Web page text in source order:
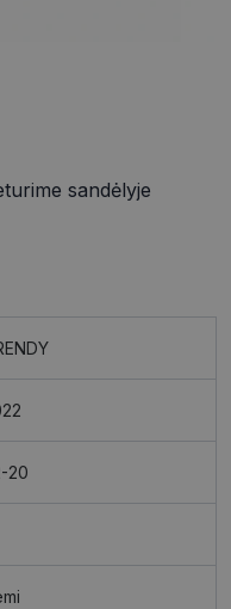
sandėlyje
20